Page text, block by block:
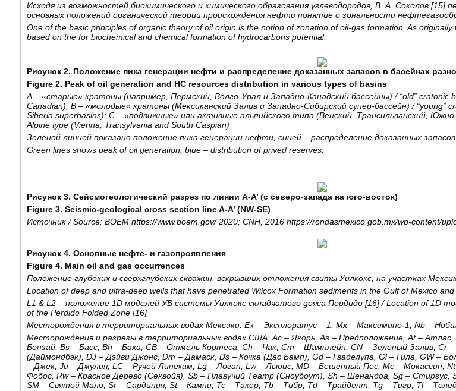
Исходя из возможностей биохимического и химического образования углеводородов, В. А. Соколов [15]
основных положений органической теории происхождения нефти понятие о зональности
One of the basic principles of organic theory of oil origin is the notion of zonation of oil-gas formation. As originally
based on the for biochemical and chemical formation of hydrocarbons potential.
Рисунок 2. Положение пика генерации нефти и распределение доказанных запасов в басейнах
Figure 2. Peak of oil generation and HC resources distribution in various types of basins
А– «старые» кратоны(например, Пермский, Волго-Урал и Западно-Канадский бассейны) / “old” cratonic
Canadian); В– «молодые» кратоны(Мексиканский Залив и Западно-Сибирский супер-бассейн) / “young”
Siberia superbasins); С– «подвижные» или активные альпийского типа (Венский, Трансильванский, Южно
Alpine type (Vienna, Transylvania and South Caspian)
Зелёной линией показано положение пика генерации нефти, синей – распределение доказанных запасов.
Green lines shows peak of oil generation; blue – distribution of prived reserves.
Рисунок 3. Сейсмогеологический разрез по линии А-А’ (с северо-запада на юго-восток)
Figure 3. Seismic-geological cross section line A-A’ (NW-SE)
Источник/ Source: BOEM https://www.boem.gov/2020; CNH, 2016 https://rondasmexico.gob.mx/wp-content/
Рисунок 4. Основные нефте- и газопроявления
Figure4. Main oil and gas occurrences
Положение глубоких и сверхглубоких скважин, вскрывших отложения свиты Уилкокс, на участках
Location of deep and ultra-deep wells that have penetrated Wilcox Formation sediments in the Gulf of Mexico
L1 & L2 – положение1D моделей УВ системы Уилкокс складчатогоgояса Пердидо[16] / Location of 1D
of the Perdido Folded Zone [16]
Месторождения в территориальных водах Мексики: Ex – Эксплоратус – 1, Mx – Максимино-1, Nb –
Месторождения и разрезы в территориальных водах США: Ac – Якорь, As – Предположение, At –
Бонзай, Bs – Басс, Bh – Баха, CB – Отмель Кортеса, Ch – Чак, Cm – Шамплейн, CN – Зеленый Залив, Cr –
(Даймондбэк), DJ – Дэйви Джонс, Dm – Дамаск, Ds – Кочка (Дас Бамп), Gd – Гваделупа, Gl – Гила, GW –
– Джек, Ju – Джулия, LC – Ручей Линехам, Lg – Логан, Lw – Льюис, MD – Бешенный Пес, Mc – Мокассин,
Фобос, Rw – Красное Дерево (Секвойя), Sb – Плавучий Театр (Сноубоут), Sh – Шенандоа, Sg – Стиргус,
SM – Святой Мало, Sr – Сардиния, St – Камни, Tc – Такер, Tb – Тибр, Td – Трайдент, Tg – Тигр, Tl –